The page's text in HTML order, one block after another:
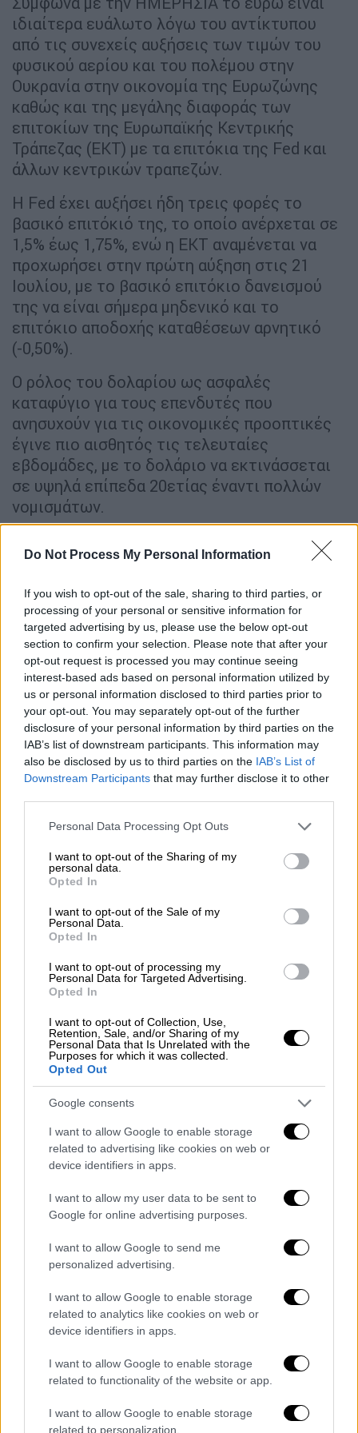
Do Not Process My Personal Information
If you wish to opt-out of the sale, sharing to third parties, or
processing of your personal or sensitive information for
targeted advertising by us, please use the below opt-out
section to confirm your selection. Please note that after your
opt-out request is processed you may continue seeing
interest-based ads based on personal information utilized by
us or personal information disclosed to third parties prior to
your opt-out. You may separately opt-out of the further
disclosure of your personal information by third parties on the
IAB’s list of downstream participants. This information may
also be disclosed by us to third parties on the IAB’s List of
Downstream Participants that may further disclose it to other
Please note that this website/app uses one or more Google
not limited to your visit or usage behaviour. You may click to
grant or deny consent to Google and its third-party tags to
use your data for below specified purposes in below Google
consent section.
Personal Data Processing Opt Outs
I want to opt-out of the Sharing of my
personal data.
Opted In
I want to opt-out of the Sale of my
Personal Data.
Opted In
I want to opt-out of processing my
Personal Data for Targeted Advertising.
Opted In
I want to opt-out of Collection, Use,
Retention, Sale, and/or Sharing of my
Personal Data that Is Unrelated with the
Purposes for which it was collected.
Opted Out
Google consents
I want to allow Google to enable storage
related to advertising like cookies on web or
device identifiers in apps.
I want to allow my user data to be sent to
Google for online advertising purposes.
I want to allow Google to send me
personalized advertising.
I want to allow Google to enable storage
related to analytics like cookies on web or
device identifiers in apps.
I want to allow Google to enable storage
related to functionality of the website or app.
I want to allow Google to enable storage
related to personalization.
ιδιαίτερα ευάλωτο λόγω του αντίκτυπου
από τις συνεχείς αυξήσεις των τιμών του
φυσικού αερίου και του πολέμου στην
Ουκρανία στην οικονομία της Ευρωζώνης
καθώς και της μεγάλης διαφοράς των
επιτοκίων της Ευρωπαϊκής Κεντρικής
Τράπεζας (ΕΚΤ) με τα επιτόκια της Fed και
άλλων κεντρικών τραπεζών.
Η Fed έχει αυξήσει ήδη τρεις φορές το
βασικό επιτόκιό της, το οποίο ανέρχεται σε
1,5% έως 1,75%, ενώ η ΕΚΤ αναμένεται να
προχωρήσει στην πρώτη αύξηση στις 21
Ιουλίου, με το βασικό επιτόκιο δανεισμού
της να είναι σήμερα μηδενικό και το
επιτόκιο αποδοχής καταθέσεων αρνητικό
(-0,50%).
Ο ρόλος του δολαρίου ως ασφαλές
καταφύγιο για τους επενδυτές που
ανησυχούν για τις οικονομικές προοπτικές
έγινε πιο αισθητός τις τελευταίες
εβδομάδες, με το δολάριο να εκτινάσσεται
σε υψηλά επίπεδα 20ετίας έναντι πολλών
νομισμάτων.
δολαρίου αυξήθηκε 0,3% στις 108,48
χαμηλό δύο ετών.
Η Ευρώπη κρατά την ανάσα της μέχρι
21 Ιουλίου
Αντίστροφη μέτρηση έχει ήδη ξεκινήσει για
την μεγαλύτερη ενεργειακή κρίση των
τελευταίων δεκαετιών που θα συμβεί αν
τελικά η Μόσχα διακόψει τη ροή φυσικού
αερίου προς την Ευρώπη. Πρόκειται για το
εφιαλτικότερο σενάριο -όσον αφορά στο
ζήτημα της οικονομίας- από την έναρξη της
ρωσικής εισβολής στην Ουκρανία και παρόλο
που συζητιέται εδώ και πολλούς μήνες, η
Ευρώπη δεν έχει μέχρι στιγμής τον τρόπο να
Η Ρωσία έχει καταφέρει να κρατάει όλες τις
αφού κανείς δεν μπορεί να προβλέψει αν ο
Nord Stream 1 που έκλεισε για
προγραμματισμένη συντήρηση τη Δευτέρα,
θα λειτουργήσει ξανά στις 21 Ιουλίου. Όπως
αναφέρει το ρεπορτάζ του imerisia.gr, υπό
αυτές τις συνθήκες, τα έκτακτα ενεργειακά
μέτρα αποτελούν μία νέα κανονικότητα,
καθώς όλοι προετοιμάζονται για την ημέρα
και τους μήνες χωρίς ρωσικό αέριο, πριν η
Ευρώπη προετοιμαστεί και έχει τις
Στη Γερμανία, το «πακέτο μέτρων»
περιλαμβάνει από πλαφόν στην κατανάλωση
-αναμένονται χρεοκοπίες εταιρειών και
τα έως 9 δισ. ευρώ για τη Uniper-, μέχρι
επιβάρυνση στους πελάτες φυσικού αερίου,
ενώ στις αγορές το αέριο «έπιασε» τηn
Παρασκευή τα 185 ευρώ και χθες τα 167
ευρώ.
Η Ευρωπαϊκή Τράπεζα Επενδύσεων έχει